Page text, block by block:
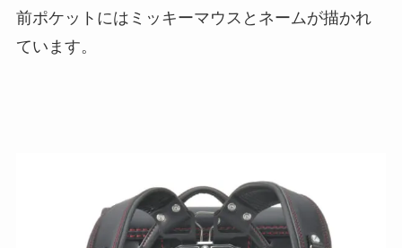
前ポケットにはミッキーマウスとネームが描かれ
ています。